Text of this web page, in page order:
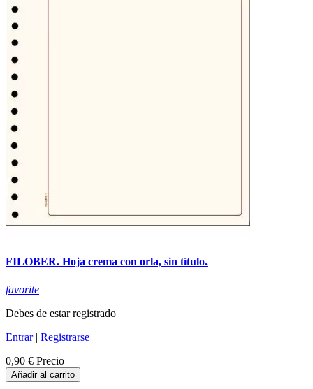
FILOBER. Hoja crema con orla, sin título.
favorite
Debes de estar registrado
Entrar| Registrarse
0,90 € Precio
Añadir al carrito